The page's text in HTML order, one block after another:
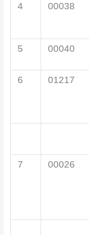
4 00038
5 00040
6 01217
7 00026